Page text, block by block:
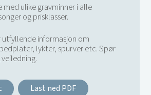
med ulike gravminner i alle
og prisklasser.
informasjon om
lykter, spurver etc. Spør
Last ned PDF